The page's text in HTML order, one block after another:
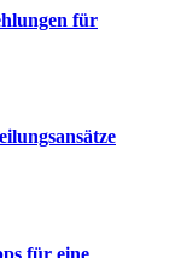
für
für eine